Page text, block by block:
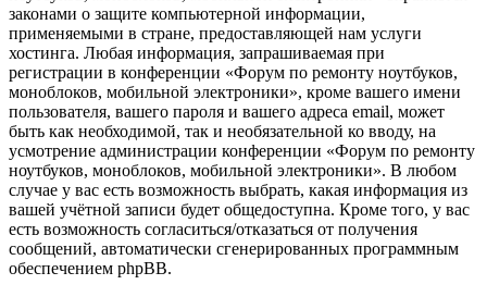
законами о защите компьютерной информации,
применяемыми в стране, предоставляющей нам услуги
хостинга. Любая информация, запрашиваемая при
регистрации в конференции «Форум по ремонту ноутбуков,
моноблоков, мобильной электроники», кроме вашего имени
пользователя, вашего пароля и вашего адреса email, может
быть как необходимой, так и необязательной ко вводу, на
усмотрение администрации конференции «Форум по ремонту
ноутбуков, моноблоков, мобильной электроники». В любом
случае у вас есть возможность выбрать, какая информация из
вашей учётной записи будет общедоступна. Кроме того, у вас
есть возможность согласиться/отказаться от получения
сообщений, автоматически сгенерированных программным
обеспечением phpBB.